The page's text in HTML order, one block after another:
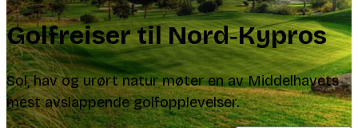
Golfreiser til Nord‑Kypros
Sol, hav og urørt natur møter en av Middelhavets
mest avslappende golfopplevelser.